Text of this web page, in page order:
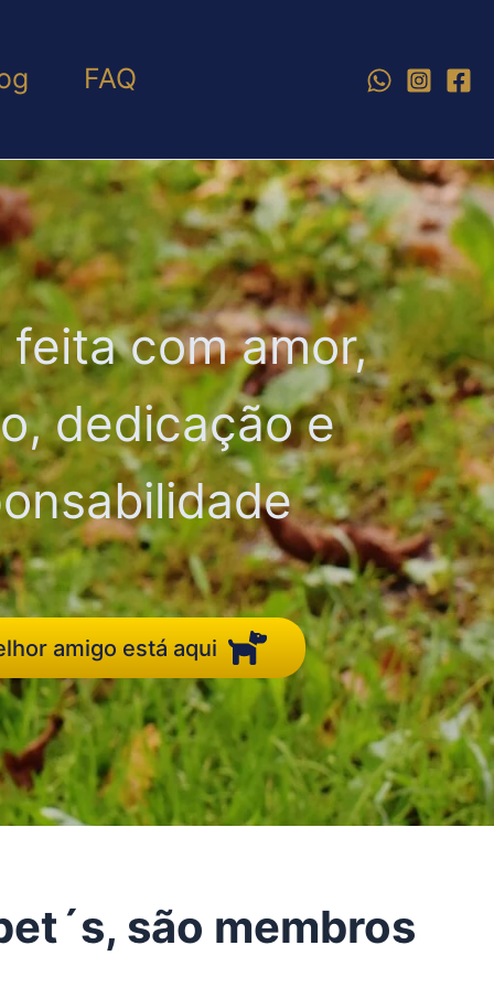
FAQ
feita com amor,
dedicação e
amigo está aqui
são membros